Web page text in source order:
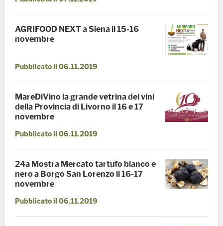
AGRIFOOD NEXT a Siena il 15-16
novembre
Pubblicato il 06.11.2019
MareDiVino la grande vetrina dei vini
della Provincia di Livorno il 16 e 17
novembre
Pubblicato il 06.11.2019
24a Mostra Mercato tartufo bianco e
nero a Borgo San Lorenzo il 16-17
novembre
Pubblicato il 06.11.2019